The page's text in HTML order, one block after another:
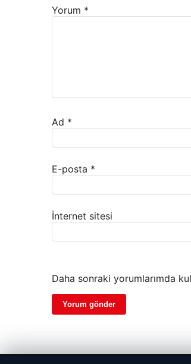
Yorum *
Ad *
E-posta *
İnternet sitesi
Daha sonraki yorumlarımda